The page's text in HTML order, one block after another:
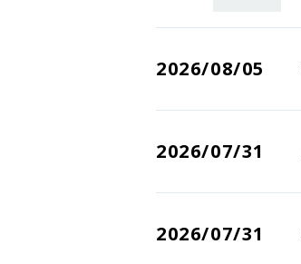
2026/08/05
2026/07/31
2026/07/31